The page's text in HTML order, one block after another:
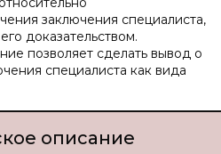
заключения специалиста,
доказательством.
позволяет сделать вывод о
специалиста как вида
описание